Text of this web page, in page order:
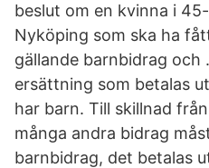
beslut om en kvinna i
Nyköping som ska ha
gällande barnbidrag och
ersättning som betalas
har barn. Till skillnad
många andra bidrag
barnbidrag, det betalas